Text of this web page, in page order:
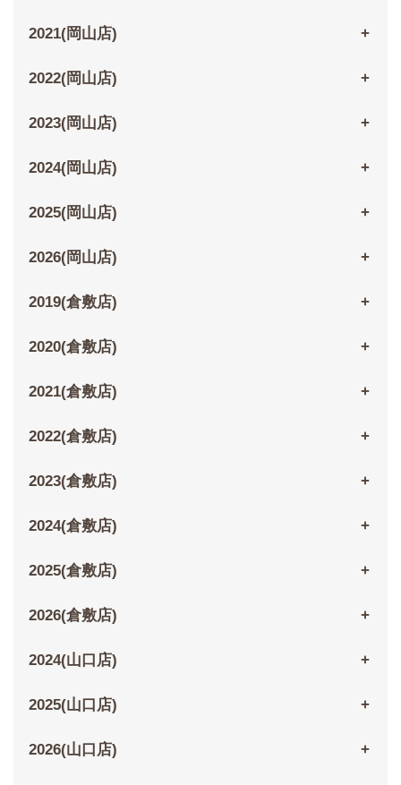
2021(岡山店)
2022(岡山店)
2023(岡山店)
2024(岡山店)
2025(岡山店)
2026(岡山店)
2019(倉敷店)
2020(倉敷店)
2021(倉敷店)
2022(倉敷店)
2023(倉敷店)
2024(倉敷店)
2025(倉敷店)
2026(倉敷店)
2024(山口店)
2025(山口店)
2026(山口店)